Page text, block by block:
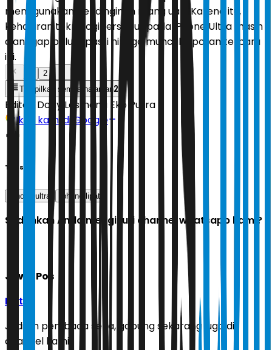
menggunakan pendinginan ruang uap. Karena itu,
kehadiran teknologi tersebut pada iPhone Ultra masih
dianggap belum pasti hingga muncul laporan terbaru
ini.
2
Tampilkan semua halaman2
Editor: Dony Lesmana Eko Putra
Ikuti kami di Google
Tags
iphone ultra iphone lipat
Sudahkah Anda mengikuti channel whatsapp kami?
Jawa Pos
Ikuti
Jadilah pembaca setia, gabung sekarang juga di
channel kami!